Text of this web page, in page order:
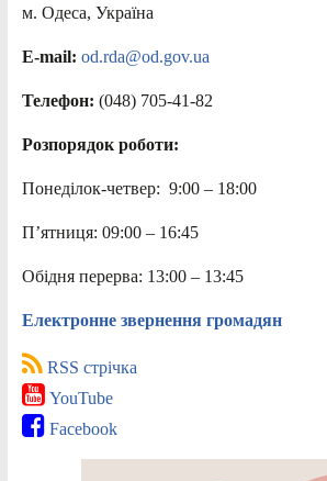
м. Одеса, Україна
E-mail: od.rda@od.gov.ua
Телефон: (048) 705-41-82
Розпорядок роботи:
Понеділок-четвер: 9:00 – 18:00
П’ятниця: 09:00 – 16:45
Обідня перерва: 13:00 – 13:45
Електронне звернення громадян
RSS стрічка
YouTube
Facebook